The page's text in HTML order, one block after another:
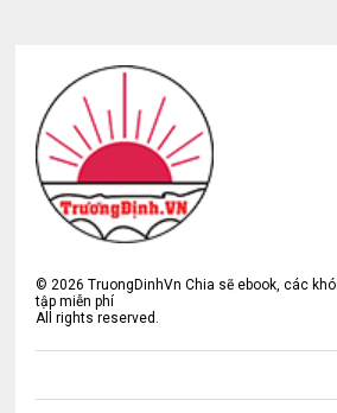
© 2026 TruongDinhVn Chia sẽ ebook, các
tập miễn phí
All rights reserved.